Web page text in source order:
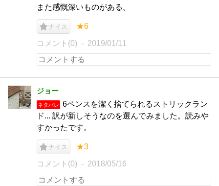
また感慨深いものがある。
ナイス ★6
コメント(0) 2019/01/11
ジョー
ネタバレ
6ペンスを潔く捨てられるストリックラン
ド... 訳が新しそうなのを選んでみました。読みや
すかったです。
ナイス ★3
コメント(0) 2018/05/16